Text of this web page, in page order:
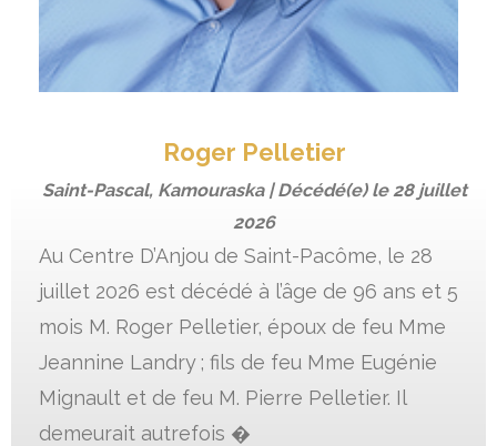
Roger Pelletier
Saint-Pascal, Kamouraska | Décédé(e) le28 juillet
2026
Au Centre D’Anjou de Saint-Pacôme, le 28
juillet 2026 est décédé à l’âge de 96 ans et 5
mois M. Roger Pelletier, époux de feu Mme
Jeannine Landry ; fils de feu Mme Eugénie
Mignault et de feu M. Pierre Pelletier. Il
demeurait autrefois �